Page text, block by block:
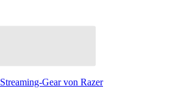
Gear von Razer